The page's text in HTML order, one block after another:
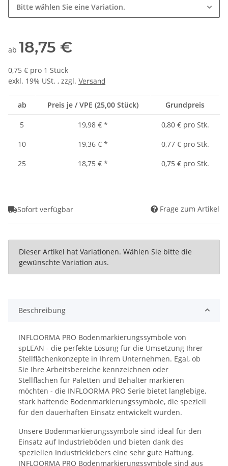
Bitte wählen Sie eine Variation.
ab 18,75 €
0,75 € pro 1 Stück
exkl. 19% USt. , zzgl. Versand
ab Preis je / VPE (25,00 Stück) Grundpreis
5 19,98 € *
0,80 € pro Stk.
10
19,36 € *
0,77 € pro Stk.
25
18,75 € * 0,75 € pro Stk.
Sofort verfügbar Frage zum Artikel
x
Dieser Artikel hat Variationen. Wählen Sie bitte die
gewünschte Variation aus.
Beschreibung
INFLOORMA PRO Bodenmarkierungssymbole von
spLEAN - die perfekte Lösung für die Umsetzung Ihrer
Stellflächenkonzepte in Ihrem Unternehmen. Egal, ob
Sie Ihre Arbeitsbereiche kennzeichnen oder
Stellflächen für Paletten und Behälter markieren
möchten - die INFLOORMA PRO Serie bietet langlebige,
stark haftende Bodenmarkierungssymbole, die speziell
für den dauerhaften Einsatz entwickelt wurden.
Unsere Bodenmarkierungssymbole sind ideal für den
Einsatz auf Industrieböden und bieten dank des
speziellen Industrieklebers eine sehr gute Haftung.
INFLOORMA PRO Bodenmarkierungssymbole sind aus